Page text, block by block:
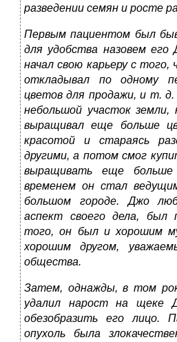
разведении семян и росте
Первым пациентом был
для удобства назовем
начал свою карьеру с
откладывал по одному
цветов для продажи, и т.
небольшой участок
выращивал еще больше
красотой и стараясь
другими, а потом смог
выращивать еще
временем он стал
большом городе. Джо
аспект своего дела, был
того, он был и хорошим
хорошим другом,
общества.
Затем, однажды, в том
удалил нарост на щеке
обезобразить его лицо.
опухоль была